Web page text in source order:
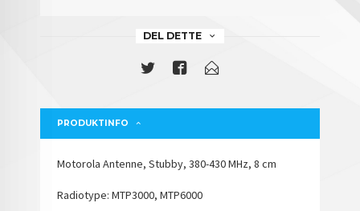
DEL DETTE
PRODUKTINFO
Motorola Antenne, Stubby, 380-430 MHz, 8 cm
Radiotype: MTP3000, MTP6000